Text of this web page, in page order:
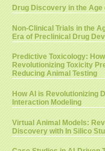
Drug Discovery in the Age
Non-Clinical Trials in the
Era of Preclinical Drug
Predictive Toxicology:
Revolutionizing Toxicity
Reducing Animal Testing
How AI is Revolutionizing
Interaction Modeling
Virtual Animal Models:
Discovery with In Silico